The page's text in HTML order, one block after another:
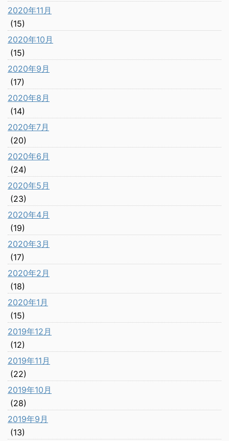
2020年11月
(15)
2020年10月
(15)
2020年9月
(17)
2020年8月
(14)
2020年7月
(20)
2020年6月
(24)
2020年5月
(23)
2020年4月
(19)
2020年3月
(17)
2020年2月
(18)
2020年1月
(15)
2019年12月
(12)
2019年11月
(22)
2019年10月
(28)
2019年9月
(13)